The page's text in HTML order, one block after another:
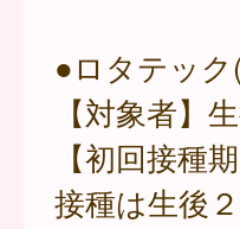
●ロタテック
【対象者】
【初回接種
接種は生後２